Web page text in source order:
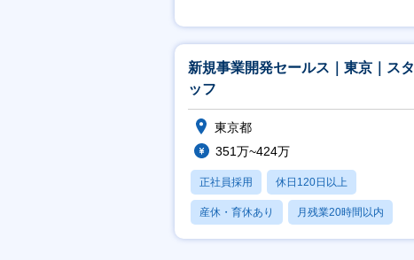
新規事業開発セールス｜東京｜スタ
ッフ
東京都
351万~424万
正社員採用 休日120日以上
産休・育休あり 月残業20時間以内
賞与あり